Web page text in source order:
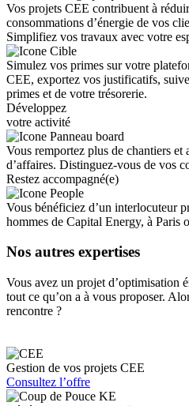
Vos projets CEE contribuent à
consommations d’énergie de vos
Simplifiez vos travaux avec votre
Simulez vos primes sur votre
CEE, exportez vos justificatifs,
primes et de votre trésorerie.
Développez
votre activité
Vous remportez plus de chantiers
d’affaires. Distinguez-vous de vos
Restez accompagné(e)
Vous bénéficiez d’un interlocuteur
hommes de Capital Energy, à Paris
Nos autres expertises
Vous avez un projet d’optimisation
tout ce qu’on a à vous proposer.
rencontre ?
Gestion de vos projets CEE
Consultez l’offre